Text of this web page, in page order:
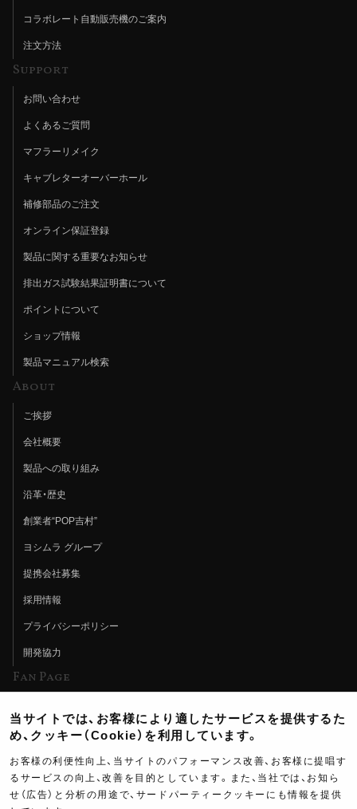
コラボレート自動販売機のご案内
注文方法
Support
お問い合わせ
よくあるご質問
マフラーリメイク
キャブレターオーバーホール
補修部品のご注文
オンライン保証登録
製品に関する重要なお知らせ
排出ガス試験結果証明書について
ポイントについて
ショップ情報
製品マニュアル検索
About
ご挨拶
会社概要
製品への取り組み
沿革・歴史
創業者“POP吉村”
ヨシムラ グループ
提携会社募集
採用情報
プライバシーポリシー
開発協力
Fan Page
ヨシムラTV
イベント情報
イベントスケジュール
当サイトでは、お客様により適したサービスを提供するた
め、クッキー（Cookie）を利用しています。
お客様の利便性向上、当サイトのパフォーマンス改善、お客様に提唱す
るサービスの向上、改善を目的としています。また、当社では、お知ら
せ（広告）と分析の用途で、サードパーティークッキーにも情報を提供